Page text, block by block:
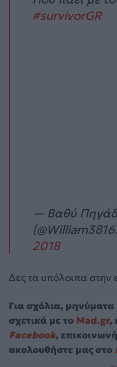
#survivorGR
— Βαθύ
2018
Δες τα υπόλοιπα στην
Για σχόλια,
σχετικά με το Mad.gr,
Facebook,
ακολουθήστε μας στο